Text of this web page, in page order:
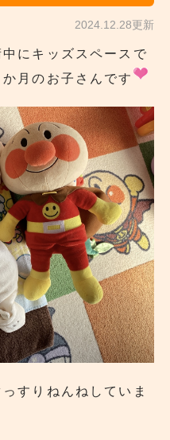
2024.12.28更新
にキッズスペースで
月のお子さんです
すりねんねしていま